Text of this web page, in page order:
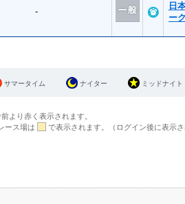
-
日
ー
サマータイム ナイター ミッドナイト
より赤く表示されます。
ース場は
で表示されます。（ログイン後に表示